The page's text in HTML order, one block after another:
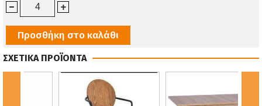
Προσθήκη στο καλάθι
ΣΧΕΤΙΚΑ ΠΡΟΪΟΝΤΑ